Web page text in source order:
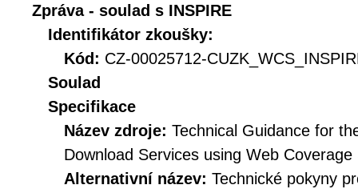
Zpráva - soulad s INSPIRE
Identifikátor zkoušky:
Kód: CZ-00025712-
Soulad
Specifikace
Název zdroje: Technical Guidance for
Download Services using Web
Alternativní název: Technické pokyny